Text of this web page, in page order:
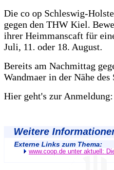
Die co op Schleswig-
gegen den THW Kiel.
ihrer Heimmanscaft für
Juli, 11. oder 18. August.
Bereits am Nachmittag
Wandmaer in der Nähe
Hier geht's zur Anmeldung:
Weitere
Externe Links zum Thema:
www.coop.de unter aktuell: